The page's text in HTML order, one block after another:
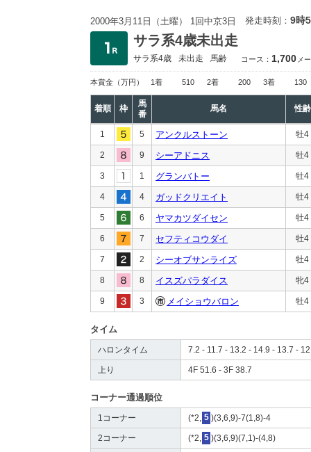
2000年3月11日（土曜） 1回中京3日 発走時刻： 9時
サラ系4歳未出走
サラ系4歳 未出走 馬齢 コース： 1,700 メ
本賞金 （万円） 1着 510 2着 200 3着 130
着順 枠
馬
番
馬名 性齢
1 5 アンクルストーン 牡4
2 9 シーアドニス 牡4
3 1 グランバトー 牡4
4 4 ガッドクリエイト 牡4
5 6 ヤマカツダイセン 牡4
6 7 セフティコウダイ 牡4
7 2 シーオブサンライズ 牡4
8 8 イスズパラダイス 牝4
9 3 メイショウバロン 牡4
タイム
ハロンタイム 7.2 - 11.7 - 13.2 - 14.9 - 13.7 -
上り 4F 51.6 - 3F 38.7
コーナー通過順位
1コーナー (*2, 5 )(3,6,9)-7(1,8)-4
2コーナー (*2, 5 )(3,6,9)(7,1)-(4,8)